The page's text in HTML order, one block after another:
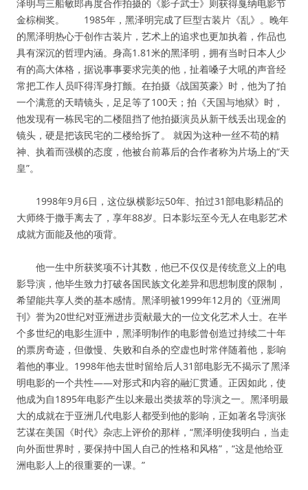
泽明与三船敏郎再度合作拍摄的《影子武士》则获得戛纳电影节
金棕榈奖。 1985年，黑泽明完成了巨型古装片《乱》。晚年
的黑泽明热心于创作古装片，艺术上的追求也更加执着，作品也
具有深沉的哲理内涵。身高1.81米的黑泽明，拥有当时日本人少
有的高大体格，据说事事要求完美的他，扯着嗓子大吼的声音经
常把工作人员吓得浑身打颤。在拍摄《战国英豪》时，他为了拍
一个满意的天晴镜头，足足等了100天；拍《天国与地狱》时，
他发现有一栋民宅的二楼阻挡了他拍摄演员从新干线丢出现金的
镜头，硬是把该民宅的二楼给拆了。 就因为这种一丝不苟的精
神、执着而强横的态度，他被台前幕后的合作者称为片场上的“天
皇”。
1998年9月6日，这位纵横影坛50年、拍过31部电影精品的
大师终于撒手离去了，享年88岁。日本影坛至今无人在电影艺术
成就方面能及他的项背。
他一生中所获奖项不计其数，他已不仅仅是传统意义上的电
影导演，他毕生致力打破各国民族文化差异和思想制度的限制，
希望能共享人类的基本感情。黑泽明被1999年12月的《亚洲周
刊》誉为20世纪对亚洲进步贡献最大的一位文化艺术人士。在半
个多世纪的电影生涯中，黑泽明制作的电影曾创造过持续二十年
的票房奇迹，但傲慢、失败和自杀的空虚也时常伴随着他，影响
着他的事业。1998年他去世时留给后人31部电影无不揭示了黑泽
明电影的一个共性——对形式和内容的融汇贯通。正因如此，使
他成为自1895年电影产生以来最出类拔萃的导演之一。黑泽明最
大的成就在于亚洲几代电影人都受到他的影响，正如著名导演张
艺谋在美国《时代》杂志上评价的那样，“黑泽明使我明白，当走
向外面世界时，要保持中国人自己的性格和风格”，“这是他给亚
洲电影人上的很重要的一课。”